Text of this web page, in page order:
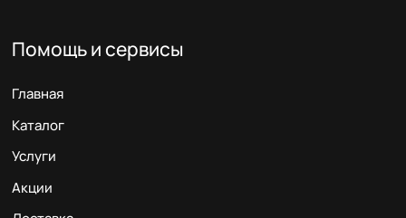
Помощь и сервисы
Главная
Каталог
Услуги
Акции